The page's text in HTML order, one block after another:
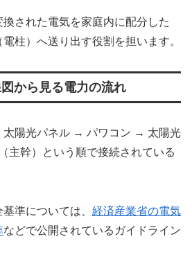
された電気を家庭内に配分した
柱）へ送り出す役割を担います。
から見る電力の流れ
太陽光パネル → パワコン → 太陽光
主幹）という順で接続されている
準については、 経済産業省の電気
などで公開されているガイドライン